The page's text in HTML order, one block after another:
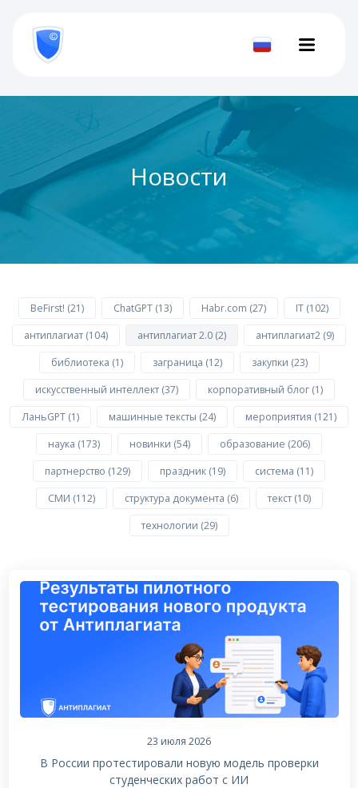
800
777-
81-Проверить
Новости
BeFirst! (21) ChatGPT (13) Habr.com (27)
IT (102)
антиплагиат (104)
антиплагиат 2.0 (2)
антиплагиат2 (9)
библиотека (1)
заграница (12)
закупки (23)
искусственный интеллект (37)
корпоративный блог (1)
ЛаньGPT (1)
машинные тексты (24)
мероприятия (121)
наука (173)
новинки (54)
образование (206)
партнерство (129)
праздник (19)
система (11)
СМИ (112)
структура документа (6)
текст (10)
технологии (29)
23 июля 2026
В России протестировали новую модель проверки
студенческих работ с ИИ